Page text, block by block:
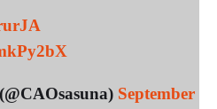
September